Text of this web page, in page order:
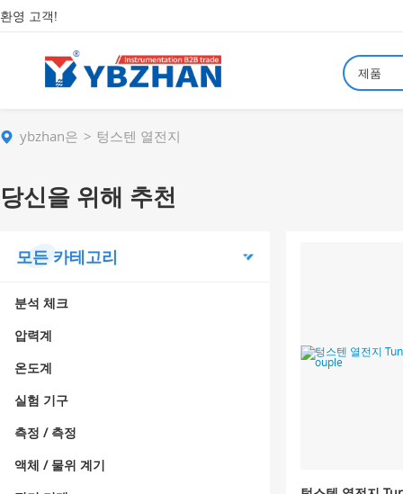
환영 고객!
제품
ybzhan은 텅스텐 열전지
당신을 위해 추천
모든 카테고리
분석 체크
압력계
온도계
실험 기구
측정 / 측정
액체 / 물위 계기